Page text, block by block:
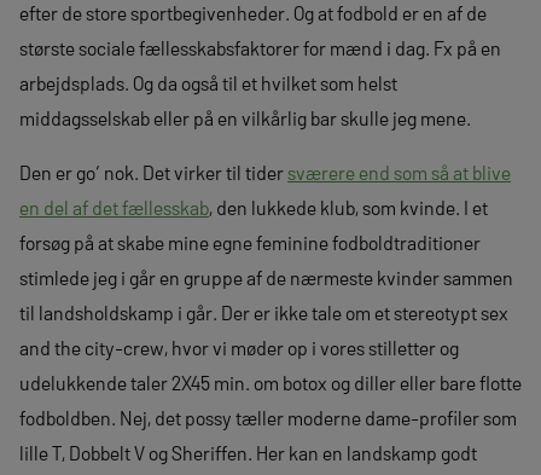
efter de store sportbegivenheder. Og at fodbold er en af de
største sociale fællesskabsfaktorer for mænd i dag. Fx på en
arbejdsplads. Og da også til et hvilket som helst
middagsselskab eller på en vilkårlig bar skulle jeg mene.
Den er go‘ nok. Det virker til tider sværere end som så at blive
en del af det fællesskab, den lukkede klub, som kvinde. I et
forsøg på at skabe mine egne feminine fodboldtraditioner
stimlede jeg i går en gruppe af de nærmeste kvinder sammen
til landsholdskamp i går. Der er ikke tale om et stereotypt sex
and the city-crew, hvor vi møder op i vores stilletter og
udelukkende taler 2X45 min. om botox og diller eller bare flotte
fodboldben. Nej, det possy tæller moderne dame-profiler som
lille T, Dobbelt V og Sheriffen. Her kan en landskamp godt